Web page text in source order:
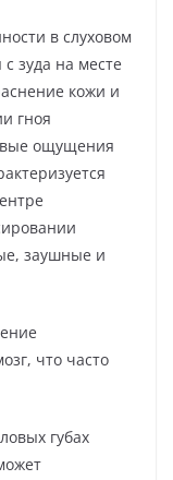
в слуховом
зуда на месте
кожи и
гноя
ощущения
заушные и
что часто
губах